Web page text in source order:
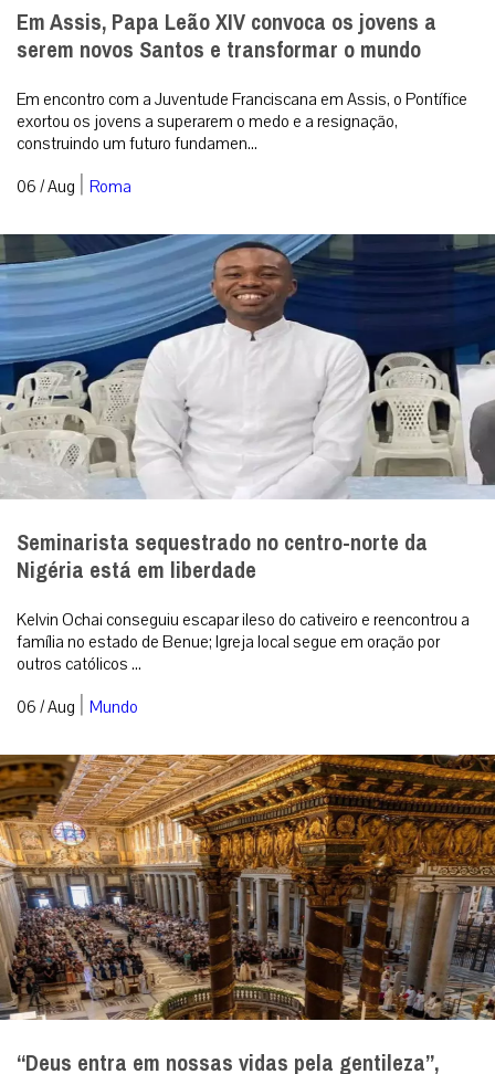
Seminarista sequestrado no centro-norte da
Nigéria está em liberdade
Kelvin Ochai conseguiu escapar ileso do cativeiro e reencontrou a
outros católicos ...
06 / Aug|Mundo
“Deus entra em nossas vidas pela gentileza”,
destaca Cardeal Makrickas na festa de Nossa
Senhora das Neves
milagre da neve e ressaltou que a misericórdia divina continua a
cobrir as feridas...
06 / Aug|Roma